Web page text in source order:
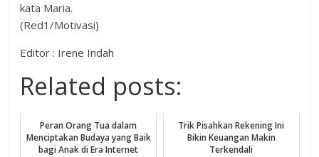
kata Maria.
(Red1/Motivasi)
Editor : Irene Indah
Related posts:
Peran Orang Tua dalam
Menciptakan Budaya yang Baik
bagi Anak di Era Internet
Trik Pisahkan Rekening Ini
Bikin Keuangan Makin
Terkendali